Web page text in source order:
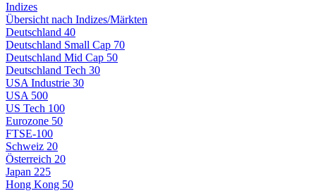
Indizes
Übersicht nach Indizes/Märkten
Deutschland 40
Deutschland Small Cap 70
Deutschland Mid Cap 50
Deutschland Tech 30
USA Industrie 30
USA 500
US Tech 100
Eurozone 50
FTSE-100
Schweiz 20
Österreich 20
Japan 225
Hong Kong 50